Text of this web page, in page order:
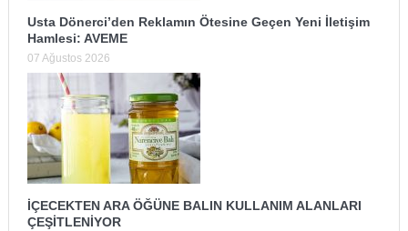
Usta Dönerci’den Reklamın Ötesine Geçen Yeni İletişim
Hamlesi: AVEME
07 Ağustos 2026
İÇECEKTEN ARA ÖĞÜNE BALIN KULLANIM ALANLARI
ÇEŞİTLENİYOR